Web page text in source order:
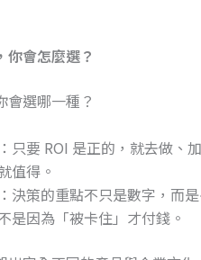
你會怎麼選？
會選哪一種？
：只要 ROI 是正的，就去做、
值得。
：決策的重點不只是數字，而
是因為「被卡住」才付錢。